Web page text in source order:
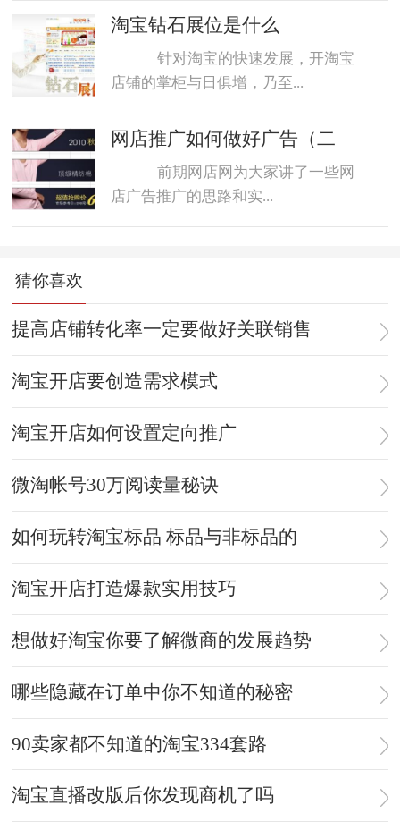
淘宝钻石展位是什么
针对淘宝的快速发展，开淘宝
店铺的掌柜与日俱增，乃至...
网店推广如何做好广告（二
前期网店网为大家讲了一些网
店广告推广的思路和实...
猜你喜欢
提高店铺转化率一定要做好关联销售
淘宝开店要创造需求模式
淘宝开店如何设置定向推广
微淘帐号30万阅读量秘诀
如何玩转淘宝标品 标品与非标品的
淘宝开店打造爆款实用技巧
想做好淘宝你要了解微商的发展趋势
哪些隐藏在订单中你不知道的秘密
90卖家都不知道的淘宝334套路
淘宝直播改版后你发现商机了吗